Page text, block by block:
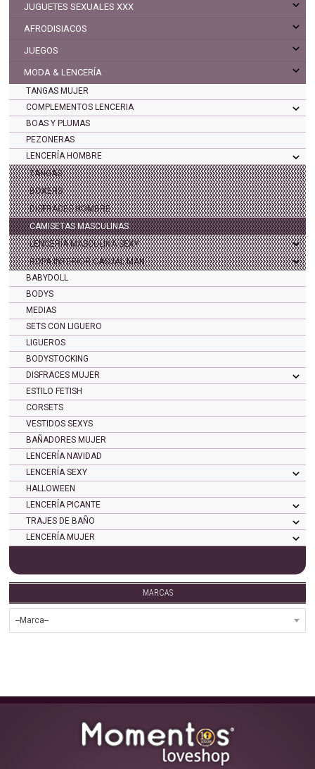
JUGUETES SEXUALES XXX
AFRODISIACOS
JUEGOS
MODA & LENCERÍA
TANGAS MUJER
COMPLEMENTOS LENCERIA
BOAS Y PLUMAS
PEZONERAS
LENCERÍA HOMBRE
TANGAS
BOXERS
DISFRACES HOMBRE
CAMISETAS MASCULINAS
LENCERÍA MASCULINA SEXY
ROPA INTERIOR CASUAL MAN
BABYDOLL
BODYS
MEDIAS
SETS CON LIGUERO
LIGUEROS
BODYSTOCKING
DISFRACES MUJER
ESTILO FETISH
CORSETS
VESTIDOS SEXYS
BAÑADORES MUJER
LENCERÍA NAVIDAD
LENCERÍA SEXY
HALLOWEEN
LENCERÍA PICANTE
TRAJES DE BAÑO
LENCERÍA MUJER
MARCAS